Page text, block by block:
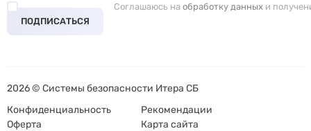
ПОДПИСАТЬСЯ
Соглашаюсь на обработку данных и
2026 © Системы безопасности Итера СБ
Конфиденциальность
Рекомендации
Оферта
Карта сайта